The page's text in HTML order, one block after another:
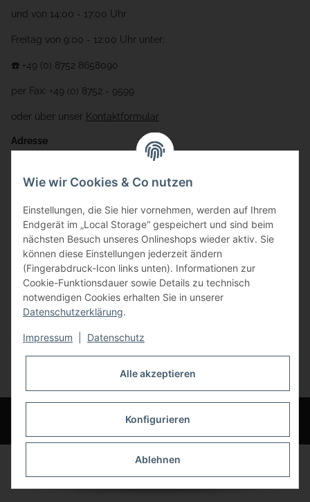
und von 14:00 - 17:00 Uhr
Freitag von 9:00 - 12:00 Uhr unter:
☎️ +49 (0) 8752 8658090
per Fax: +49 (0) 8752 - 9599
oder über unser Kontaktformular
Adresse
Gewerbering 17
84072 Au i.d. Hallertau
info@bauer-tore.de
Vertrag widerrufen
* Alle Preise inkl. gesetzlicher USt., zzgl.Versand
© Bauer-Systemtechnik GmbH - Technische Änderungen und Irrtümer
vorbehalten
Wie wir Cookies & Co nutzen
Einstellungen, die Sie hier vornehmen, werden auf Ihrem
Endgerät im „Local Storage“ gespeichert und sind beim
nächsten Besuch unseres Onlineshops wieder aktiv. Sie
können diese Einstellungen jederzeit ändern
(Fingerabdruck-Icon links unten). Informationen zur
Cookie-Funktionsdauer sowie Details zu technisch
notwendigen Cookies erhalten Sie in unserer
Datenschutzerklärung.
Impressum Datenschutz
Alle akzeptieren
Konfigurieren
Ablehnen